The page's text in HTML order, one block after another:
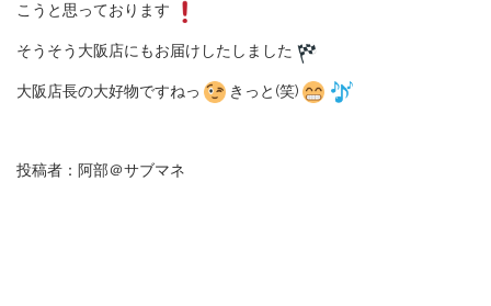
こうと思っております
そうそう大阪店にもお届けしたしました
大阪店長の大好物ですねっ きっと(笑)
投稿者：阿部＠サブマネ